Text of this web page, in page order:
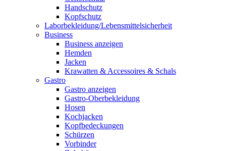
Handschutz
Kopfschutz
Laborbekleidung/Lebensmittelsicherheit
Business
Business anzeigen
Hemden
Jacken
Krawatten & Accessoires & Schals
Gastro
Gastro anzeigen
Gastro-Oberbekleidung
Hosen
Kochjacken
Kopfbedeckungen
Schürzen
Vorbinder